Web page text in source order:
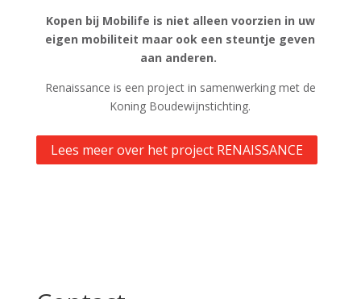
Kopen bij Mobilife is niet alleen voorzien in uw
eigen mobiliteit maar ook een steuntje geven
aan anderen.
Renaissance is een project in samenwerking met de
Koning Boudewijnstichting.
Lees meer over het project RENAISSANCE